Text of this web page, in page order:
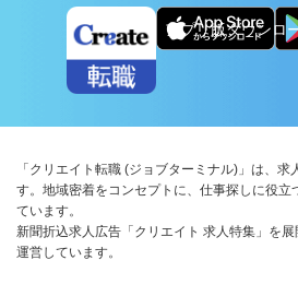
アプリ版ダウンロ
「クリエイト転職 (ジョブターミナル)」は、
す。地域密着をコンセプトに、仕事探しに役立
ています。
新聞折込求人広告「クリエイト 求人特集」を
運営しています。